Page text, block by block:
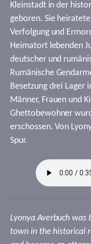
Kleinstadt in der
geboren. Sie
Verfolgung und
Heimatort lebenden
deutscher und
Rumänische
Besetzung drei Lager
Männer, Frauen und
Ghettobewohner
erschossen. Von
Spur.
Lyonya Averbuch
town in the historical